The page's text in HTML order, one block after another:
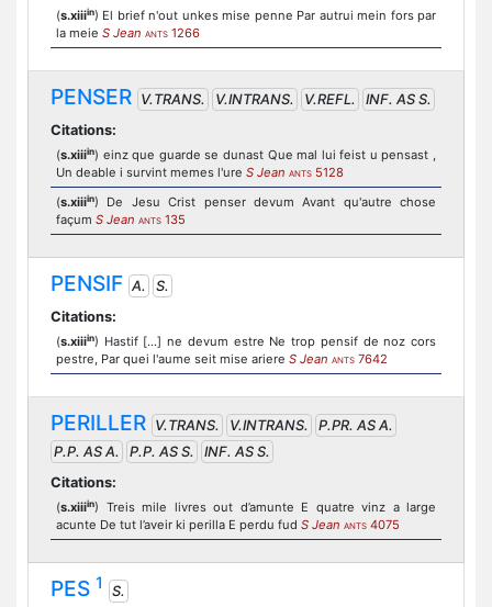
(s.xiiiin) El brief n'out unkes mise penne Par autrui mein fors par
la meie S Jean ANTS 1266
PENSER V.TRANS. V.INTRANS. V.REFL.
INF. AS S.
Citations:
(s.xiiiin) einz que guarde se dunast Que mal lui feist u pensast ,
Un deable i survint memes l'ure S Jean ANTS 5128
(s.xiiiin) De Jesu Crist penser devum Avant qu'autre chose
façum S Jean ANTS 135
PENSIF A.
S.
Citations:
(s.xiiiin) Hastif [...] ne devum estre Ne trop pensif de noz cors
pestre, Par quei l'aume seit mise ariere S Jean ANTS 7642
PERILLER V.TRANS. V.INTRANS.
P.PR. AS A.
P.P. AS A.
P.P. AS S.
INF. AS S.
Citations:
(s.xiiiin) Treis mile livres out d’amunte E quatre vinz a large
acunte De tut l’aveir ki perilla E perdu fud S Jean ANTS 4075
PES 1
S.